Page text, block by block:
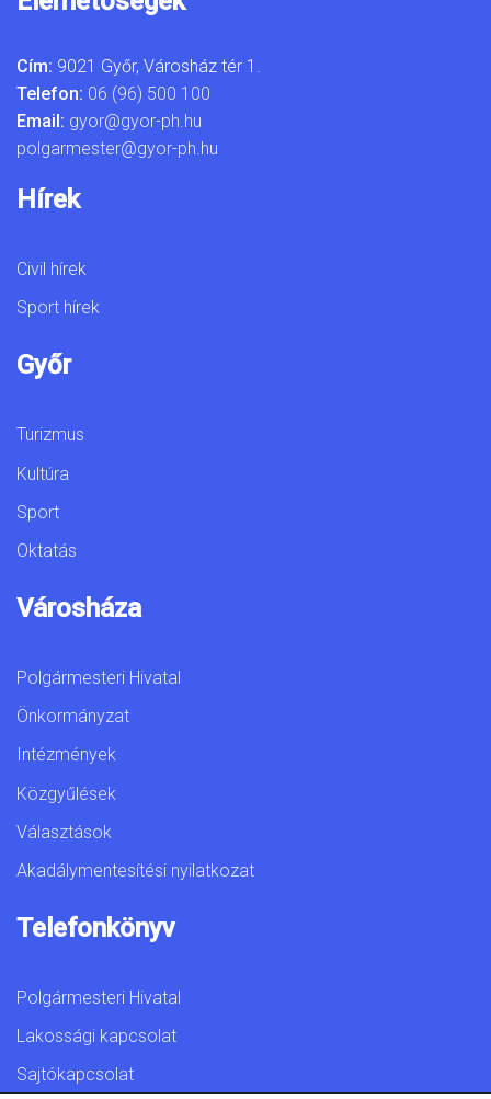
Cím: 9021 Győr, Városház tér 1.
Telefon: 06 (96) 500 100
Email: gyor@gyor-ph.hu
polgarmester@gyor-ph.hu
Hírek
Civil hírek
Sport hírek
Győr
Turizmus
Kultúra
Sport
Oktatás
Városháza
Polgármesteri Hivatal
Önkormányzat
Intézmények
Közgyűlések
Választások
Akadálymentesítési nyilatkozat
Telefonkönyv
Polgármesteri Hivatal
Lakossági kapcsolat
Sajtókapcsolat